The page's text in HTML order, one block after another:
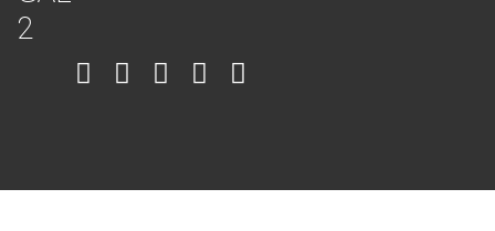
Item Item Item Item